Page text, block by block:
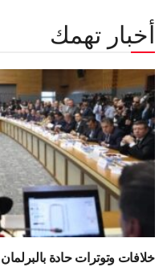
أخبار تهمك
خلافات وتوترات حادة